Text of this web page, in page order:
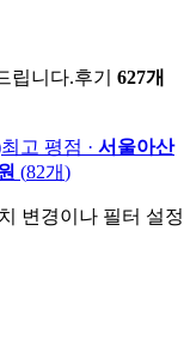
립니다.후기 627개
최고 평점 · 서울아산
(82개)
변경이나 필터 설정